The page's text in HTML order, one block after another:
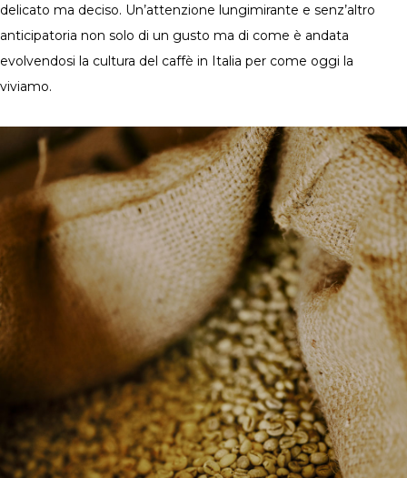
delicato ma deciso. Un’attenzione lungimirante e senz’altro
anticipatoria non solo di un gusto ma di come è andata
evolvendosi la cultura del caffè in Italia per come oggi la
viviamo.